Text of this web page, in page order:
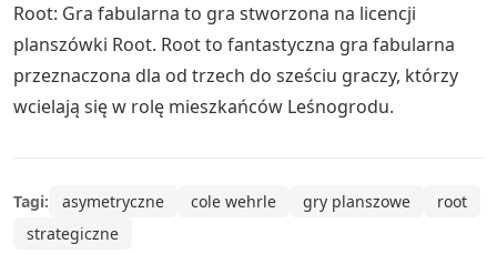
Root: Gra fabularna to gra stworzona na licencji
planszówki Root. Root to fantastyczna gra fabularna
przeznaczona dla od trzech do sześciu graczy, którzy
wcielają się w rolę mieszkańców Leśnogrodu.
Tagi: asymetryczne cole wehrle gry planszowe
root
strategiczne